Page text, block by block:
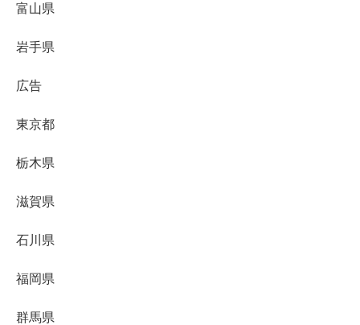
富山県
岩手県
広告
東京都
栃木県
滋賀県
石川県
福岡県
群馬県